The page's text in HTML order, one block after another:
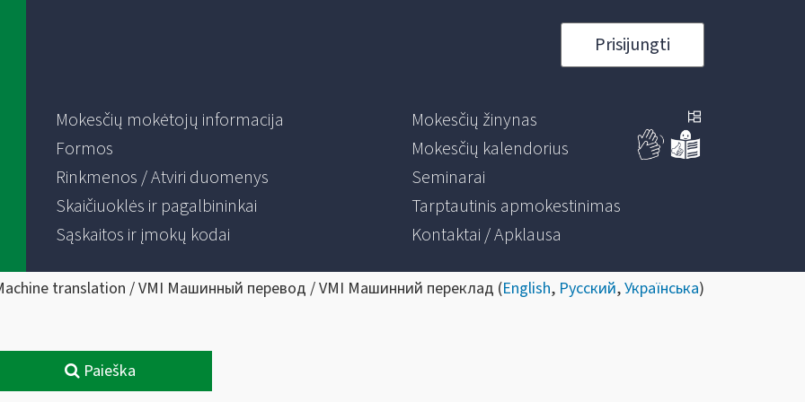
Prisijungti
Mokesčių mokėtojų informacija
Formos
Rinkmenos / Atviri duomenys
Skaičiuoklės ir pagalbininkai
Sąskaitos ir įmokų kodai
Mokesčių žinynas
Mokesčių kalendorius
Seminarai
Tarptautinis apmokestinimas
Kontaktai / Apklausa
translation / VMI Машинный перевод / VMI Машинний переклад (English, Русский,Українська)
Paieška